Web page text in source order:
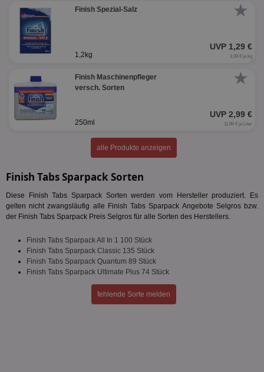
★
Finish Spezial-Salz
UVP 1,29 €
1,2kg 1,08 € je kg
★
Finish Maschinenpfleger
versch. Sorten
UVP 2,99 €
250ml 11,96 € je Liter
alle Produkte anzeigen
Finish Tabs Sparpack Sorten
Diese Finish Tabs Sparpack Sorten werden vom Hersteller produziert. Es
gelten nicht zwangsläufig alle Finish Tabs Sparpack Angebote Selgros bzw.
der Finish Tabs Sparpack Preis Selgros für alle Sorten des Herstellers.
Finish Tabs Sparpack All In 1 100 Stück
Finish Tabs Sparpack Classic 135 Stück
Finish Tabs Sparpack Quantum 89 Stück
Finish Tabs Sparpack Ultimate Plus 74 Stück
fehlende Sorte melden
Unbedingt erforderlich
Funktionalität Unklassifizierte
wesentliche Kernfunktionen der Website wie die
Benutzeranmeldung und die Kontoverwaltung.
Website nicht ordnungsgemäß verwendet werden.
Name
Provider /Domäne Ablaufdatum
securitytoken
aktionspreis.de
PHPSESSID
PHP.net
www.aktionspreis.de